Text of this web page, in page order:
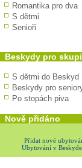
Romantika pro dva
S dětmi
Senioři
Beskydy pro
S dětmi do Beskyd
Beskydy pro
Po stopách piva
Nově přidáno
Přidat nové
Ubytování v